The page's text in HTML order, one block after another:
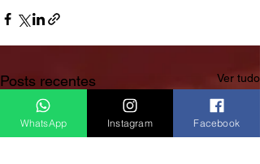
Posts recentes Ver tudo
WhatsApp Instagram Facebook